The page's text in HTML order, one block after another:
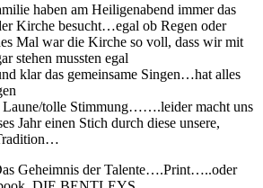
haben am Heiligenabend immer das
Kirche besucht…egal ob Regen oder
Mal war die Kirche so voll, dass wir mit
stehen mussten egal
klar das gemeinsame Singen…hat alles
Laune/tolle Stimmung…….leider macht uns
Jahr einen Stich durch diese unsere,
Geheimnis der Talente….Print…..oder